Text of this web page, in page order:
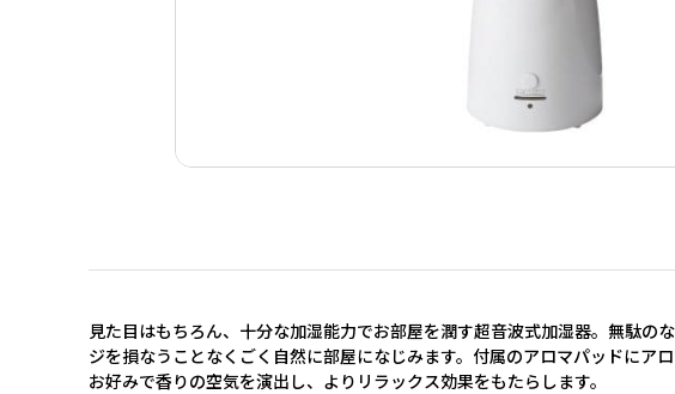
見た目はもちろん、十分な加湿能力でお部屋を潤す超音波式加湿器。無駄の
ジを損なうことなくごく自然に部屋になじみます。付属のアロマパッドにアロ
お好みで香りの空気を演出し、よりリラックス効果をもたらします。